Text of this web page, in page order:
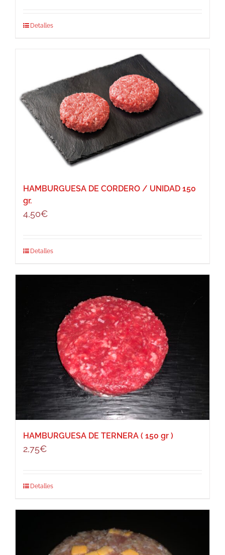
Detalles
HAMBURGUESA DE CORDERO / UNIDAD 150
gr.
4,50€
Detalles
HAMBURGUESA DE TERNERA ( 150 gr )
2,75€
Detalles